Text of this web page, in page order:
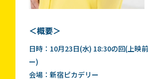
＜概要＞
日時：10月23日(水) 18:30の回(上映
ー)
会場：新宿ピカデリー